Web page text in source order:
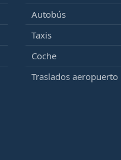
Autobús
Taxis
Coche
Traslados aeropuerto